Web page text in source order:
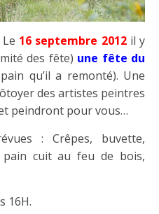
16 septembre 2012il y
des fête) une fête du
qu’il a remonté). Une
des artistes peintres
peindront pour vous…
: Crêpes, buvette,
pain cuit au feu de bois,
16H.